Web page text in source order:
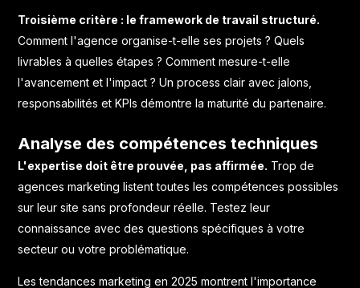
Troisième critère : le framework de travail structuré.
Comment l'agence organise-t-elle ses projets ? Quels
livrables à quelles étapes ? Comment mesure-t-elle
l'avancement et l'impact ? Un process clair avec jalons,
responsabilités et KPIs démontre la maturité du partenaire.
Analyse des compétences techniques
L'expertise doit être prouvée, pas affirmée. Trop de
agences marketing listent toutes les compétences possibles
sur leur site sans profondeur réelle. Testez leur
connaissance avec des questions spécifiques à votre
secteur ou votre problématique.
Lestendances marketing en 2025 montrent l'importance